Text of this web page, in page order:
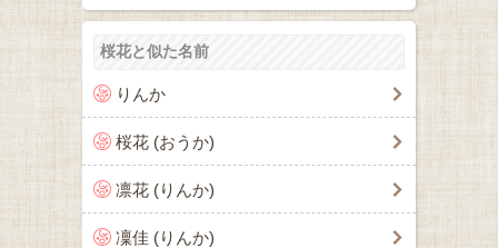
桜花と似た名前
りんか
桜花 (おうか)
凛花 (りんか)
凜佳 (りんか)